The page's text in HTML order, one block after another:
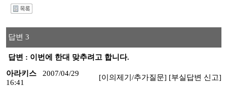
답변 3
답변 : 이번에 한대 맞추려고 합니다.
아라키스
2007/04/29
16:41
[이의제기/추가질문] [부실답변 신고]